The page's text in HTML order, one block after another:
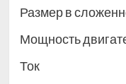
Размер в
Мощность
Ток